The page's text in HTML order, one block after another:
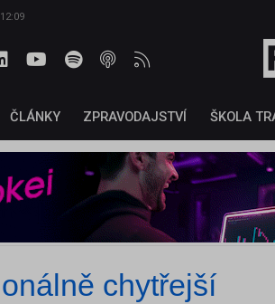
ČLÁNKY ZPRAVODAJSTVÍ ŠKOLA
chytřejší